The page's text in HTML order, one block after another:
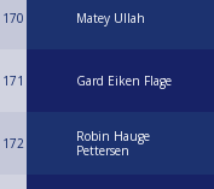
170 Matey Ullah
171 Gard Eiken Flage
172
Robin Hauge
Pettersen